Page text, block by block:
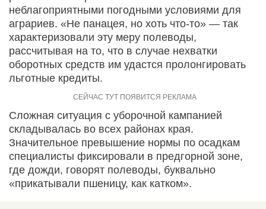
неблагоприятными погодными условиями для
аграриев. «Не панацея, но хоть что-то» — так
характеризовали эту меру полеводы,
рассчитывая на то, что в случае нехватки
оборотных средств им удастся пролонгировать
льготные кредиты.
Сложная ситуация с уборочной кампанией
складывалась во всех районах края.
Значительное превышение нормы по осадкам
специалисты фиксировали в предгорной зоне,
где дожди, говорят полеводы, буквально
«прикатывали пшеницу, как катком».